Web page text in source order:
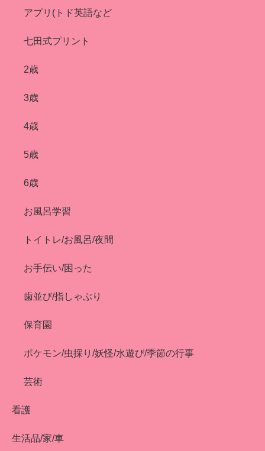
アプリ(トド英語など
七田式プリント
2歳
3歳
4歳
5歳
6歳
お風呂学習
トイトレ/お風呂/夜間
お手伝い/困った
歯並び/指しゃぶり
保育園
ポケモン/虫採り/妖怪/水遊び/季節の行事
芸術
看護
生活品/家/車